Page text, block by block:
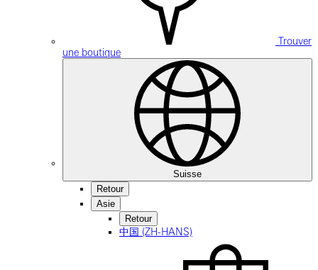
Trouver
une boutique
Suisse
Retour
Asie
Retour
中国 (ZH-HANS)